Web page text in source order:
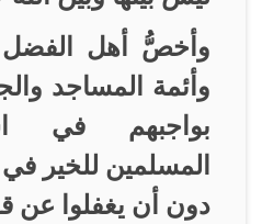
وأخصُّ أهل الفضل
وأئمة المساجد
بواجبهم في
المسلمين للخير
دون أن يغفلوا عن